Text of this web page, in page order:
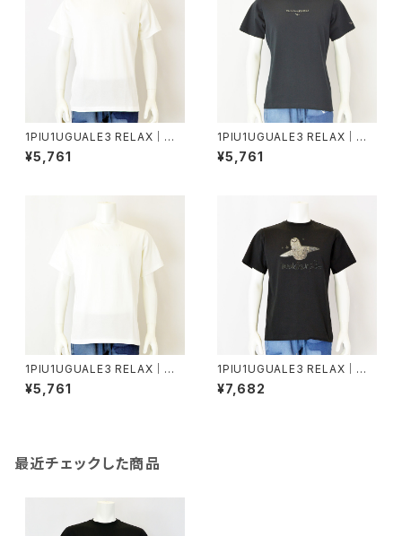
1PIU1UGUALE3 RELAX｜グ
ロッシー刺繍ネックロゴ半袖T
シャツ｜ウノピゥウノウグァーレ
¥5,761
1PIU1UGUALE3 RELAX｜エ
ンボスロゴ半袖Tシャツ｜ウノピ
ゥウノウグァーレトレ リラックス
¥5,761
1PIU1UGUALE3 RELAX｜エ
ンボスロゴ半袖Tシャツ｜ウノピ
ゥウノウグァーレトレ リラックス
¥5,761
1PIU1UGUALE3 RELAX｜グラ
デーションラインストーン半袖T
シャツ｜ウノピゥウノウグァーレ
¥7,682
最近チェックした商品